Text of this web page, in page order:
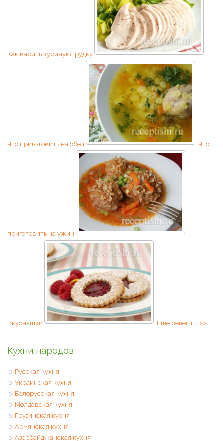
Как варить куриную грудку
Что приготовить на обед Что
приготовить на ужин
Вкусняшки Еще рецепты >>
Кухни народов
Русская кухня
Украинская кухня
Белорусская кухня
Молдавская кухня
Грузинская кухня
Армянская кухня
Азербайджанская кухня